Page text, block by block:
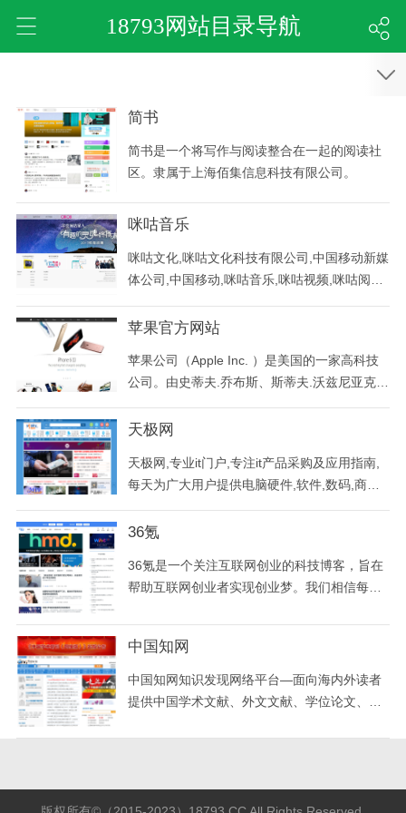
18793网站目录导航
简书
简书是一个将写作与阅读整合在一起的阅读社
区。隶属于上海佰集信息科技有限公司。
咪咕音乐
咪咕文化,咪咕文化科技有限公司,中国移动新媒
体公司,中国移动,咪咕音乐,咪咕视频,咪咕阅读,
苹果官方网站
苹果公司（Apple Inc. ）是美国的一家高科技
公司。由史蒂夫.乔布斯、斯蒂夫.沃兹尼亚克和
罗.韦恩(Ron Wayne)等三人于1976年4月1日创
立，并命名为美国苹果电脑公司（Apple Comp
司，总部位于加利福尼亚州的库比蒂诺。
天极网
天极网,专业it门户,专注it产品采购及应用指南,
每天为广大用户提供电脑硬件,软件,数码,商情,
等内容,解决网友工作学习中的技术疑难,指导数
36氪
36氪是一个关注互联网创业的科技博客，旨在
帮助互联网创业者实现创业梦。我们相信每个
中国知网
中国知网知识发现网络平台—面向海内外读者
提供中国学术文献、外文文献、学位论文、报
业、经济与管理科学、医药卫生、信息科技等
十大领域。